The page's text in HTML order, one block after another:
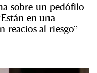
sobre un pedófilo
en una
reacios al riesgo”